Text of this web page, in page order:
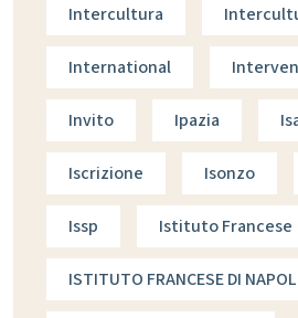
Intercultura
International
Invito Ipazia
Iscrizione Isonzo
Issp Istituto Francese
ISTITUTO FRANCESE DI